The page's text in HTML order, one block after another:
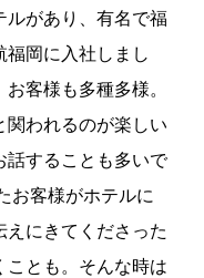
ルがあり、有名で福
福岡に入社しまし
客様も多種多様。
関われるのが楽しい
話することも多いで
お客様がホテルに
えにきてくださった
ことも。そんな時は